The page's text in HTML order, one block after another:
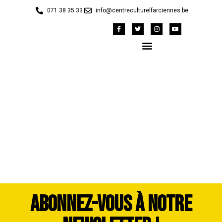
071 38 35 33 info@centreculturelfarciennes.be
ABONNEZ-VOUS À NOTRE